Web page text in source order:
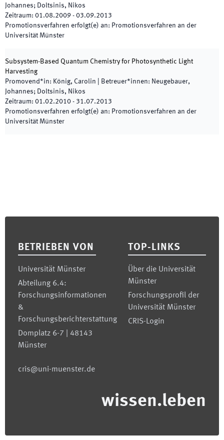
Johannes; Doltsinis, Nikos
Zeitraum: 01.08.2009 - 03.09.2013
Promotionsverfahren erfolgt(e) an: Promotionsverfahren an der
Universität Münster
Subsystem-Based Quantum Chemistry for Photosynthetic Light
Harvesting
Promovend*in: König, Carolin Betreuer*innen: Neugebauer,
Johannes; Doltsinis, Nikos
Zeitraum: 01.02.2010 - 31.07.2013
Promotionsverfahren erfolgt(e) an: Promotionsverfahren an der
Universität Münster
BETRIEBEN VON
Universität Münster
Abteilung 6.4:
Forschungsinformationen
&
Forschungsberichterstattung
Domplatz 6-7 | 48143
Münster
cris@uni-muenster.de
TOP-LINKS
Über die Universität
Münster
Forschungsprofil der
Universität Münster
CRIS-Login
wissen.leben